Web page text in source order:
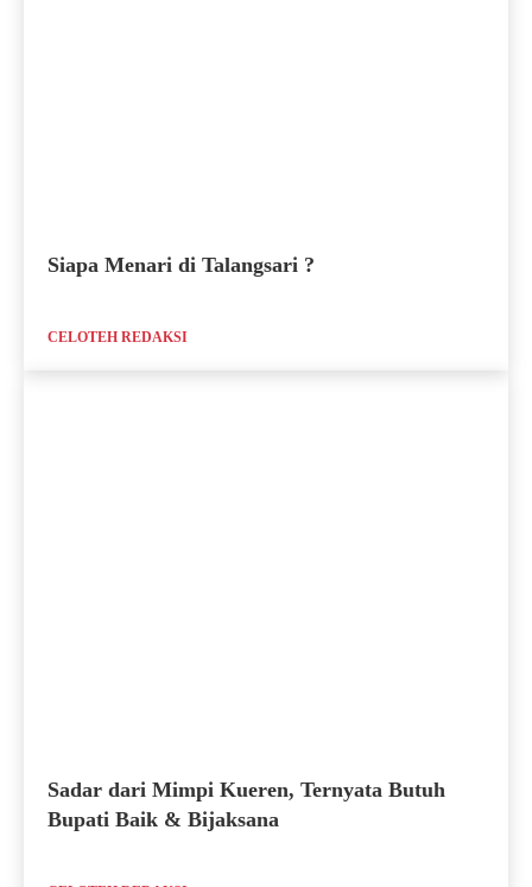
Siapa Menari di Talangsari ?
CELOTEH REDAKSI
Sadar dari Mimpi Kueren, Ternyata Butuh
Bupati Baik & Bijaksana